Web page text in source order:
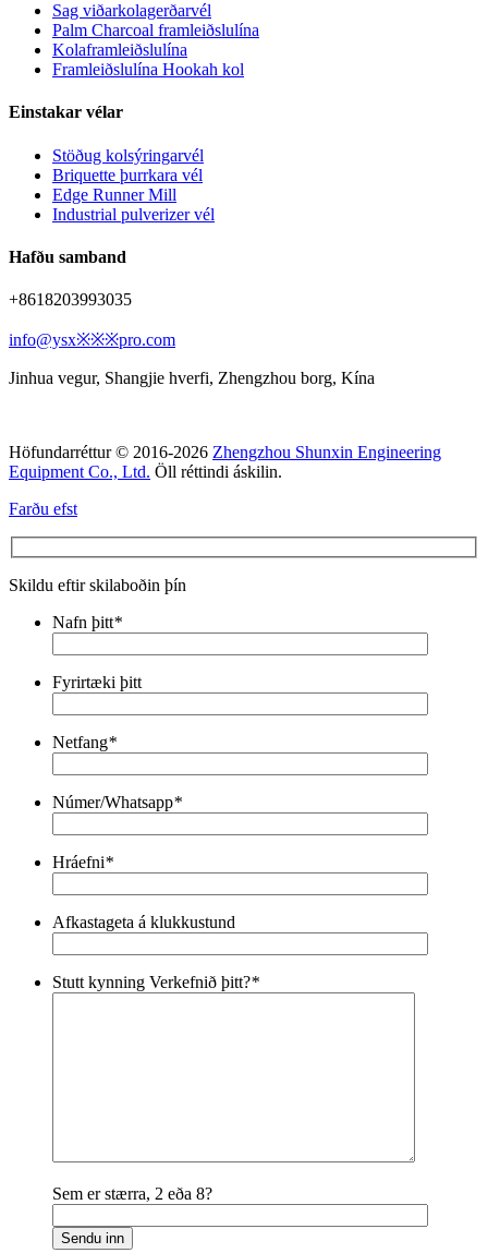
Sag viðarkolagerðarvél
Palm Charcoal framleiðslulína
Kolaframleiðslulína
Framleiðslulína Hookah kol
Einstakar vélar
Stöðug kolsýringarvél
Briquette þurrkara vél
Edge Runner Mill
Industrial pulverizer vél
Hafðu samband
+8618203993035
info@ysx※※※pro.com
Jinhua vegur, Shangjie hverfi, Zhengzhou borg, Kína
Höfundarréttur © 2016-2026 Zhengzhou Shunxin Engineering
Equipment Co., Ltd. Öll réttindi áskilin.
Farðu efst
Skildu eftir skilaboðin þín
Nafn þitt*
Fyrirtæki þitt
Netfang*
Númer/Whatsapp*
Hráefni*
Afkastageta á klukkustund
Stutt kynning Verkefnið þitt?*
Sem er stærra, 2 eða 8?